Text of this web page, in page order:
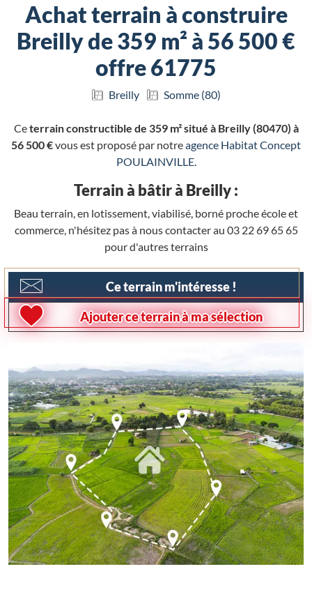
Achat terrain à construire
Breilly de 359 m² à 56 500 €
offre 61775
Breilly Somme (80)
Ceterrain constructible de 359 m² situé à Breilly (80470) à
56 500 €vous est proposé par notreagence Habitat Concept
POULAINVILLE.
Terrain à bâtir à Breilly :
Beau terrain, en lotissement, viabilisé, borné proche école et
commerce, n'hésitez pas à nous contacter au 03 22 69 65 65
pour d'autres terrains
Ce terrain m'intéresse !
Ajouter ce terrain à ma sélection